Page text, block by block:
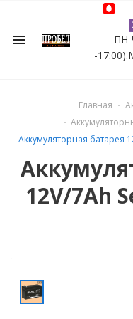
menu
ПН-
-
бассейнов
Главная
Аккумуляторная батарея
12V/7Ah